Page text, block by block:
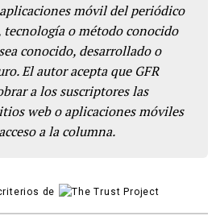
móvil del periódico
tecnología o método conocido
conocido, desarrollado o
El autor acepta que GFR
a los suscriptores las
web o aplicaciones móviles
a la columna.
de